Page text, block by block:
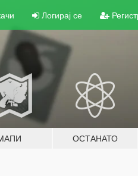
Логирај се
ОСТАНАТО